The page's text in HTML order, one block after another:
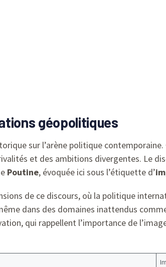
géopolitiques
sur l’arène politique
et des ambitions divergentes. Le
Poutine, évoquée ici sous l’étiquette d’
de ce discours, où la politique
dans des domaines inattendus
qui rappellent l’importance de